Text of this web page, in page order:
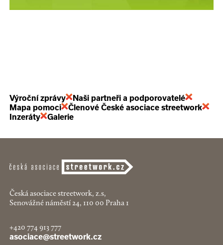
Výroční zprávy
Naši partneři a podporovatelé
Mapa pomoci
Členové České asociace streetwork
Inzeráty
Galerie
Česká asociace streetwork, z.s,
Senovážné náměstí 24, 110 00 Praha 1
+420 774 913 777
asociace@streetwork.cz